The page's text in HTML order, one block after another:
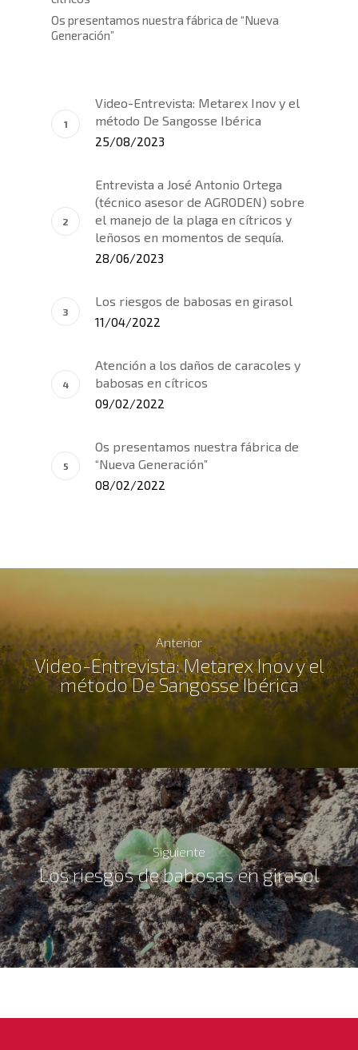
Os presentamos nuestra fábrica de “Nueva
Generación”
Video-Entrevista: Metarex Inov y el
método De Sangosse Ibérica
25/08/2023
Entrevista a José Antonio Ortega
(técnico asesor de AGRODEN) sobre
el manejo de la plaga en cítricos y
leñosos en momentos de sequía.
28/06/2023
Los riesgos de babosas en girasol
11/04/2022
Atención a los daños de caracoles y
babosas en cítricos
09/02/2022
Os presentamos nuestra fábrica de
“Nueva Generación”
08/02/2022
Anterior
Video-Entrevista: Metarex Inov y el
método De Sangosse Ibérica
Siguiente
Los riesgos de babosas en girasol